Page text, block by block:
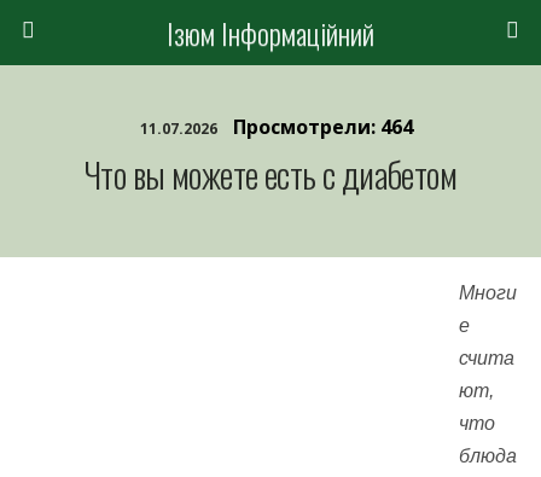
Ізюм Інформаційний
11.07.2026 Просмотрели: 464
Что вы можете есть с диабетом
Многи
е
счита
ют,
что
блюда